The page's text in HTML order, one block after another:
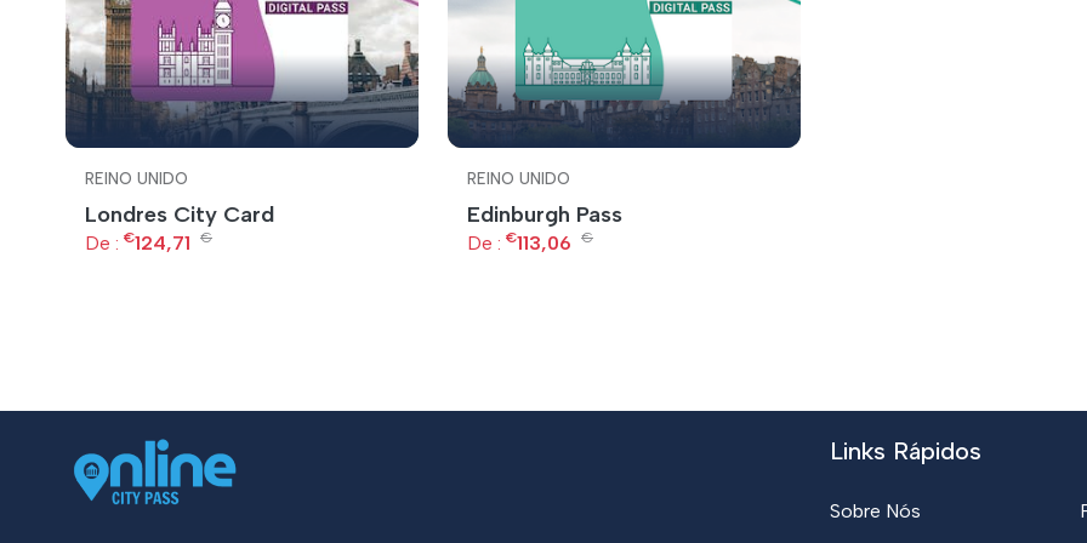
REINO UNIDO
Londres City Card
De : €124,71 €
REINO UNIDO
Edinburgh Pass
De : €113,06 €
Links Rápidos
Sobre Nós